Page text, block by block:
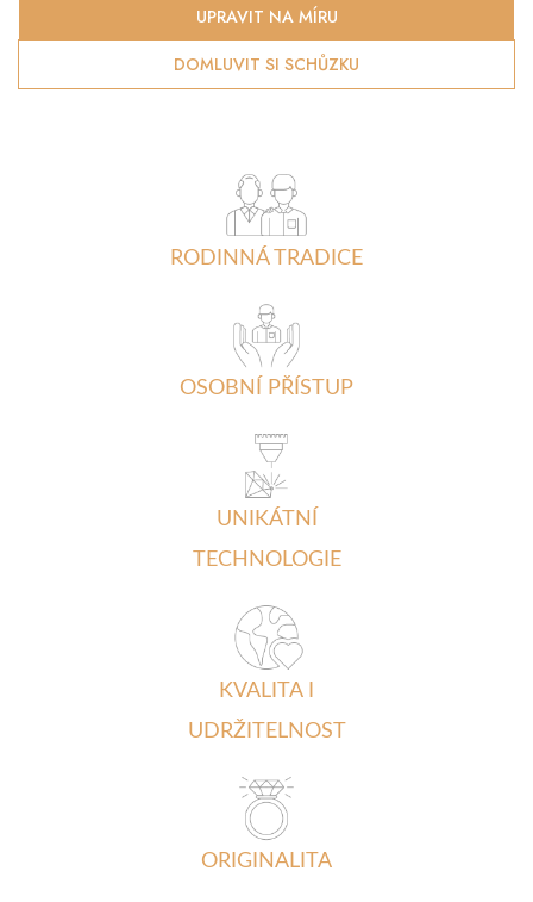
DOMLUVIT SI SCHŮZKU
UPRAVIT NA MÍRU
RODINNÁ TRADICE
OSOBNÍ PŘÍSTUP
UNIKÁTNÍ
TECHNOLOGIE
KVALITA I
UDRŽITELNOST
ORIGINALITA